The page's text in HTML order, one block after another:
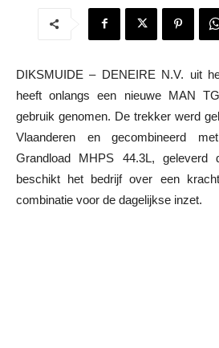
DIKSMUIDE – DENEIRE N.V. uit
heeft onlangs een nieuwe MAN
gebruik genomen. De trekker werd
Vlaanderen en gecombineerd
Grandload MHPS 44.3L, geleverd
beschikt het bedrijf over een
combinatie voor de dagelijkse inzet.